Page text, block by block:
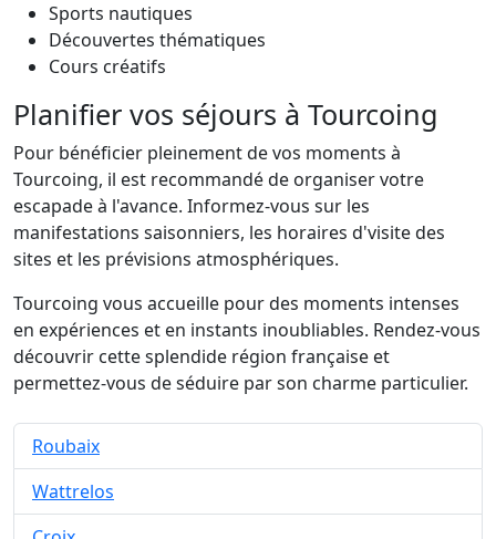
Sports nautiques
Découvertes thématiques
Cours créatifs
Planifier vos séjours à Tourcoing
Pour bénéficier pleinement de vos moments à
Tourcoing, il est recommandé de organiser votre
escapade à l'avance. Informez-vous sur les
manifestations saisonniers, les horaires d'visite des
sites et les prévisions atmosphériques.
Tourcoing vous accueille pour des moments intenses
en expériences et en instants inoubliables. Rendez-vous
découvrir cette splendide région française et
permettez-vous de séduire par son charme particulier.
Roubaix
Wattrelos